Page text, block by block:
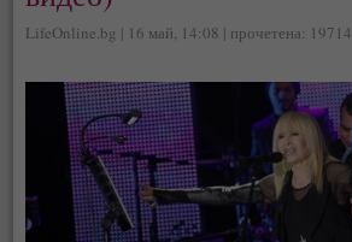
LifeOnline.bg | 16 май, 14:08 | прочетена: 19714